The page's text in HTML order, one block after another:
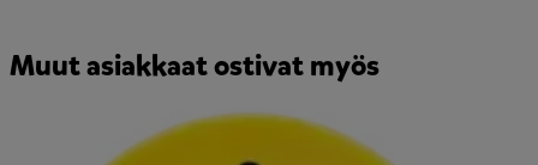
Muut asiakkaat ostivat myös